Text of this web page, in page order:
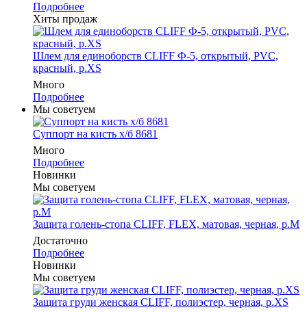
Подробнее
Хиты продаж
Шлем для единоборств CLIFF Ф-5, открытый, PVC,
красный, p.XS
Много
Подробнее
Мы советуем
Суппорт на кисть х/б 8681
Много
Подробнее
Новинки
Мы советуем
Защита голень-стопа CLIFF, FLEX, матовая, черная, р.M
Достаточно
Подробнее
Новинки
Мы советуем
Защита груди женская CLIFF, полиэстер, черная, р.XS